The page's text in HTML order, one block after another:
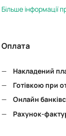
Більше інформації
Оплата
Накладений
Готівкою при
Онлайн
Рахунок-